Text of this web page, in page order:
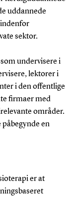
uddannede
sektor.
undervisere i
lektorer i
i den offentlige
firmaer med
områder.
en
er at